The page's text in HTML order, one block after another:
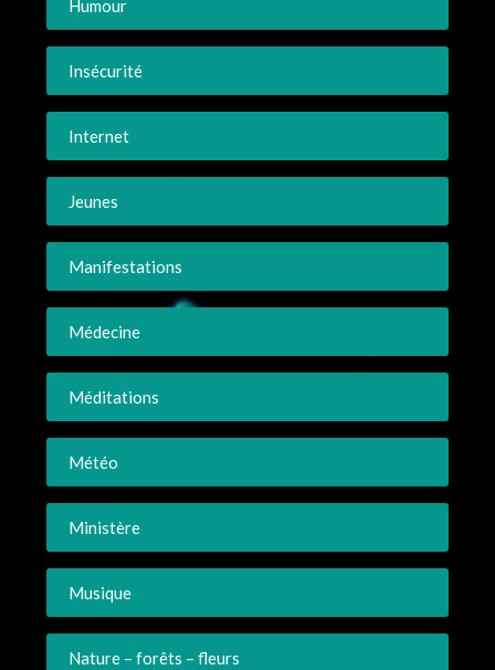
Humour
Insécurité
Internet
Jeunes
Manifestations
Médecine
Méditations
Météo
Ministère
Musique
Nature – forêts – fleurs